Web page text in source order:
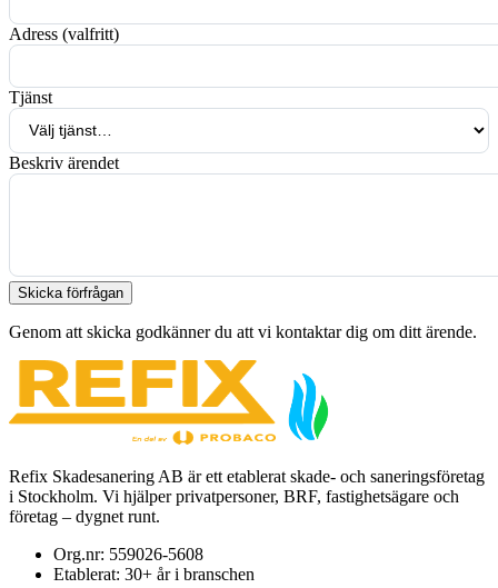
Adress (valfritt)
Tjänst
Beskriv ärendet
Skicka förfrågan
Genom att skicka godkänner du att vi kontaktar dig om ditt ärende.
Refix Skadesanering AB är ett etablerat skade- och saneringsföretag
i Stockholm. Vi hjälper privatpersoner, BRF, fastighetsägare och
företag – dygnet runt.
Org.nr: 559026-5608
Etablerat: 30+ år i branschen